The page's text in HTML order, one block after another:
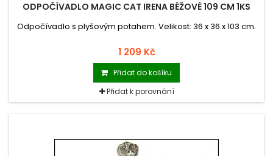
ODPOČÍVADLO MAGIC CAT IRENA BÉŽOVÉ 109 CM 1KS
Odpočívadlo s plyšovým potahem. Velikost: 36 x 36 x 103 cm.
1 209 Kč
Přidat do košíku
Přidat k porovnání